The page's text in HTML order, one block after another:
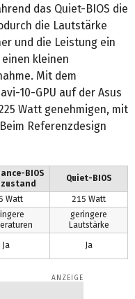
das Quiet-BIOS die
die Lautstärke
und die Leistung ein
kleinen
Mit dem
10-GPU auf der Asus
Watt genehmigen, mit
Referenzdesign
BIOS
Quiet-BIOS
Watt 215 Watt
geringere
Lautstärke
Ja Ja